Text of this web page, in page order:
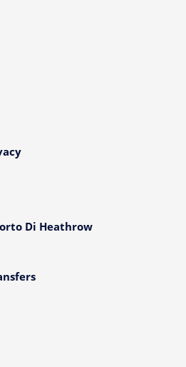
Di Heathrow